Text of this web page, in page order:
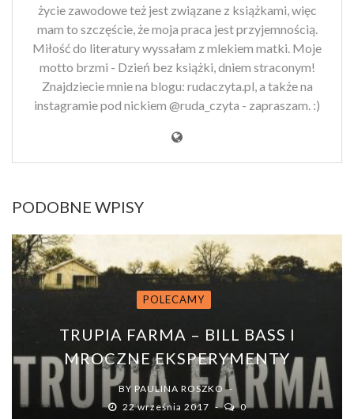
życie zawodowe też jest związane z książkami, więc
mam to szczęście, że moja praca jest przyjemnością.
Miłość do literatury wyssałam z mlekiem matki. Moje
motto brzmi - Dzień bez książki, dniem straconym!
Znajdziecie mnie na blogu: rudaczyta.pl, a także na
instagramie pod nickiem @ruda_czyta - zapraszam. :)
PODOBNE WPISY
POLECAMY
TRUPIA FARMA – BILL BASS I
MROCZNE EKSPERYMENTY
BY PAULINA ROSZKO
22 września 2017
0